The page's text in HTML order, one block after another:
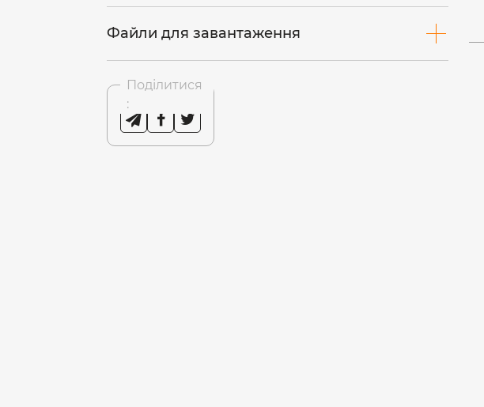
Файли для завантаження
Поділитися
: